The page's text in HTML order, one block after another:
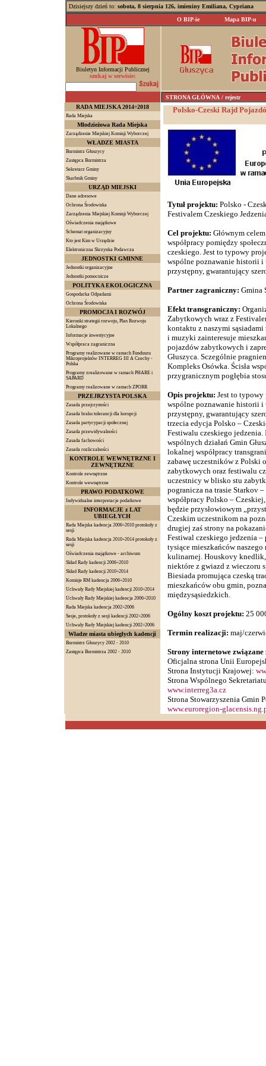
Dzisiejszy dzień to: sobota, 8 sierpnia 126, imieniny Emiliana, Cypriana
O BIP-ie
Mapa BIP-u
Biuletyn Informacji Publicznej
szukaj w serwisie:
STRONA GŁÓWNA / rejestr
RADA MIEJSKA 2014÷2018
Rada Miejska
Młodzieżowa Rada Miejska
Zarządzenie Miejskiej Komisji Wyborczej
WŁADZE MIASTA
Burmistrz Głuszycy
Zastępca Burmistrza
Sekretarz Gminy
Skarbnik Gminy
URZĄD MIEJSKI
Dane adresowe
Ochrona Środowiska
Zarządzenia Miejskiej Komisji Wyborczej
Oświadczenia majątkowe
Schemat organizacyjny
Kto jest Kim w Urzędzie
Elektroniczna Skrzynka Podawcza
JEDNOSTKI GMINNE
Jednostki organizacyjne
Jednostki pomocnicze
POLITYKA EKOLOGICZNA
Gospodarka Odpadami
Ochrona Środowiska
PROMOCJA I ROZWÓJ
Kierunki strategii rozwoju, Plan Rozwoju
Lokalnego
Informacje inwestycyjne
Współpraca zagraniczna
Programy realizowane w ramach Funduszu
Mikroprojektów INTERREG III A Czechy -
Polska
Programy zrealizowane w ramach PHARE i
SAPARD
Programy realizowane w ramach ZPORR
PRZEJRZYSTA POLSKA
Zasada przejrzystości
Zasada braku tolerancji dla korupcji
Zasada partycypacji społecznej
Zasada przewidywalności
Zasada fachowości
Zasada rozliczalności
KONTROLE WEWNĘTRZNE I
ZEWNĘTRZNE
Kontrole zewnętrzne
Kontrole wewnętrzne
PRAWO PODATKOWE
Indywidualne interpretacje podatkowe
INFORMACJE z LAT
UBIEGŁYCH
Rada Miejska kadencja 2006÷2010 protokoły z
sesji
Rada Miejska kadencja 2010÷2014 protokoły z
sesji
Oświadczenia majątkowe - archiwum
Skład Rady kadencji 2006÷2010
Skład Rady kadencji 2010÷2014
Komisje RM kadencja 2006÷2010
Uchwały Rady Miejskiej kadencji 2010÷2014
Uchwały Rady Miejskiej kadencja 2006÷2010
Rada Miejska kadencja 2002÷2006
Sesje, protokoły z sesji kadencji 2002÷2006
Uchwały Rady Miejskiej kadencji 2002÷2006
Władze miasta ubiegłych kadencji
Burmistrz Głuszycy 2002 - 2010
Zastępca Burmistrza 2002 - 2010
Polsko-Czeski Rajd
Tytuł projektu: Polsko -
Festivalem Czeskiego
Cel projektu: Głównym
współpracy pomiędzy
czeskiego. Jest to typowy
wspólne poznawanie historii i
przystępny, gwarantujący
Partner zagraniczny: Gmina
Efekt transgraniczny:
Zabytkowych wraz z
kontaktu z naszymi
i muzyki zainteresuje
pojazdów zabytkowych i
Głuszyca. Sczególnie
Kompleks Osówka. Ścisła
przygranicznym pogłębia
Opis projektu: Jest to
wspólne poznawanie historii i
przystępny, gwarantujący
trzecia edycja Polsko –
Festiwalu czeskiego jedzenia.
wspólnych działań Gmin
lokalnej współpracy
zabawę uczestników z Polski
zabytkowych oraz festiwalu
uczestnicy w blisko stu
pogranicza na trasie Starkov
współpracy Polsko –
będzie przysłowiowym
Czeskim uczestnikom na
drugiej zaś strony na
Festiwal czeskiego jedzenia
tysiące mieszkańców
kulinarnej. Houskovy
niektóre z gwiazd z wieczoru
Biesiada promująca czeską
mieszkańców obu gmin,
międzysąsiedzkich.
Ogólny koszt projektu: 25
Termin realizacji: maj/
Strony internetowe
Oficjalna strona Unii
Strona Instytucji Krajowej:
Strona Wspólnego
www.interreg3a.cz
Strona Stowarzyszenia Gmin
www.euroregion-